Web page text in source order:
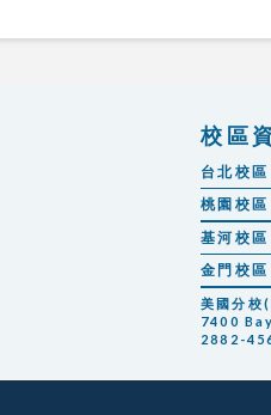
校區
台北校
桃園校
基河校
金門校
美國分
7400
2882-